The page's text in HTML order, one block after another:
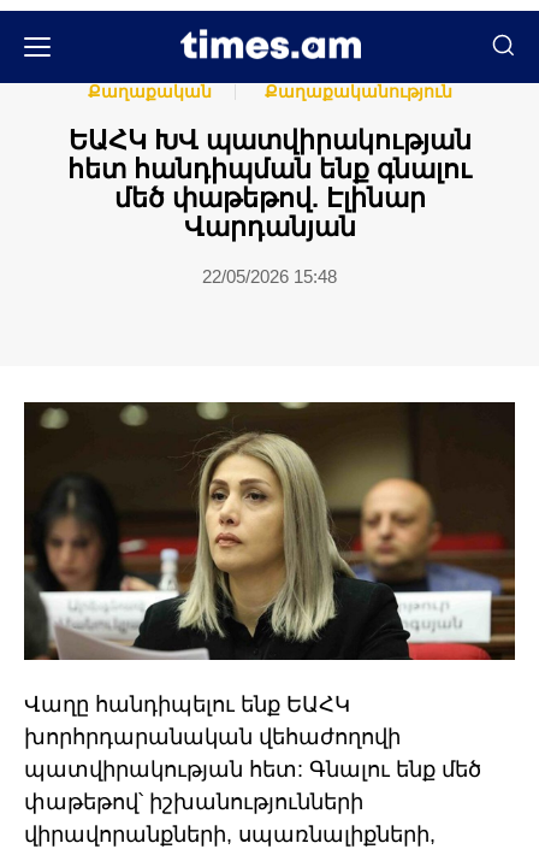
Քաղաքական
Քաղաքականություն
ԵԱՀԿ ԽՎ պատվիրակության
հետ հանդիպման ենք գնալու
մեծ փաթեթով. Էլինար
Վարդանյան
22/05/2026 15:48
Վաղը հանդիպելու ենք ԵԱՀԿ
խորհրդարանական վեհաժողովի
պատվիրակության հետ: Գնալու ենք մեծ
փաթեթով՝ իշխանությունների
վիրավորանքների, սպառնալիքների,